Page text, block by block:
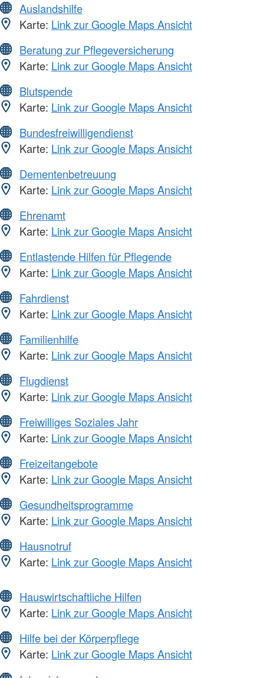
Auslandshilfe
Karte: Link zur Google Maps Ansicht
Beratung zur Pflegeversicherung
Karte: Link zur Google Maps Ansicht
Blutspende
Karte: Link zur Google Maps Ansicht
Bundesfreiwilligendienst
Karte: Link zur Google Maps Ansicht
Dementenbetreuung
Karte: Link zur Google Maps Ansicht
Ehrenamt
Karte: Link zur Google Maps Ansicht
Entlastende Hilfen für Pflegende
Karte: Link zur Google Maps Ansicht
Fahrdienst
Karte: Link zur Google Maps Ansicht
Familienhilfe
Karte: Link zur Google Maps Ansicht
Flugdienst
Karte: Link zur Google Maps Ansicht
Freiwilliges Soziales Jahr
Karte: Link zur Google Maps Ansicht
Freizeitangebote
Karte: Link zur Google Maps Ansicht
Gesundheitsprogramme
Karte: Link zur Google Maps Ansicht
Hausnotruf
Karte: Link zur Google Maps Ansicht
Hauswirtschaftliche Hilfen
Karte: Link zur Google Maps Ansicht
Hilfe bei der Körperpflege
Karte: Link zur Google Maps Ansicht